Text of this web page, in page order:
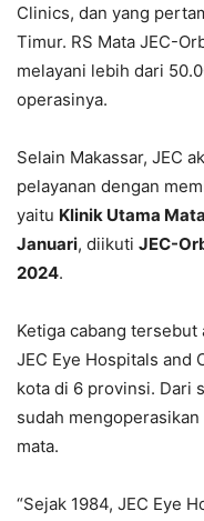
Clinics, dan yang
Timur. RS Mata JEC-
melayani lebih dari
operasinya.
Selain Makassar, JEC
pelayanan dengan
yaitu Klinik Utama
Januari, diikuti JEC-
2024.
Ketiga cabang
JEC Eye Hospitals and
kota di 6 provinsi. Dari
sudah
mata.
“Sejak 1984, JEC Eye